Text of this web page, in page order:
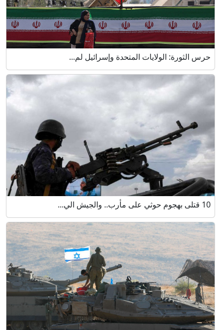
حرس الثورة: الولايات المتحدة وإسرائيل لم...
10 قتلى بهجوم حوثي على مأرب.. والجيش الي...